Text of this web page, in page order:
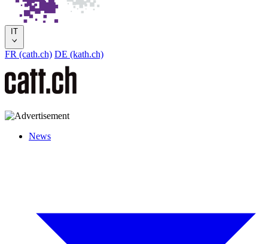
IT
FR (cath.ch) DE (kath.ch)
News